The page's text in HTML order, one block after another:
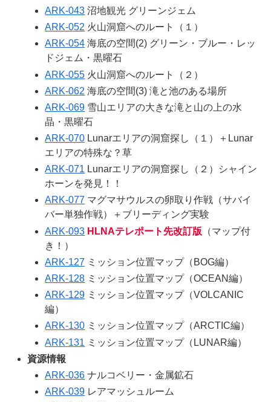
ARK-043 沼地観光 グリーンジェム
ARK-052 火山洞窟へのルート（１）
ARK-054 海底の空間(2) グリーン・ブルー・レッ
ドジェム・黒曜石
ARK-055 火山洞窟へのルート（２）
ARK-062 海底の空間(3) 滝と池のある場所
ARK-069 雪山エリアの大きな滝と山の上の水
晶・黒曜石
ARK-070 Lunarエリアの洞窟探し（１）＋Lunar
エリアの特殊な？草
ARK-071 Lunarエリアの洞窟探し（２）シャイン
ホーンを発見！！
ARK-077 マグマサウルスの卵取り作戦（サバイ
バー単独作戦）＋ブリーディング実験
ARK-093 HLNAテレポート先改訂版 （マップ付
き！）
ARK-127 ミッション位置マップ（BOG編）
ARK-128 ミッション位置マップ（OCEAN編）
ARK-129 ミッション位置マップ（VOLCANIC
編）
ARK-130 ミッション位置マップ（ARCTIC編）
ARK-131 ミッション位置マップ（LUNAR編）
資源情報
ARK-036 ナルコベリー・金属鉱石
ARK-039 レアマッシュルーム